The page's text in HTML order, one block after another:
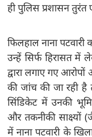
ही पुलिस प्रशासन
फिलहाल नाना पटवारी
उन्हें सिर्फ हिरासत में
द्वारा लगाए गए
की जांच की जा रही
सिंडिकेट में उनकी
और तकनीकी साक्ष्यों
में नाना पटवारी के